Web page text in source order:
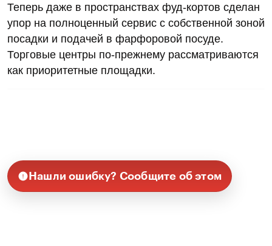
Теперь даже в пространствах фуд-кортов сделан
упор на полноценный сервис с собственной зоной
посадки и подачей в фарфоровой посуде.
Торговые центры по-прежнему рассматриваются
как приоритетные площадки.
Нашли ошибку? Сообщите об этом